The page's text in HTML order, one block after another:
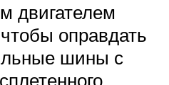
двигателем
оправдать
шины с